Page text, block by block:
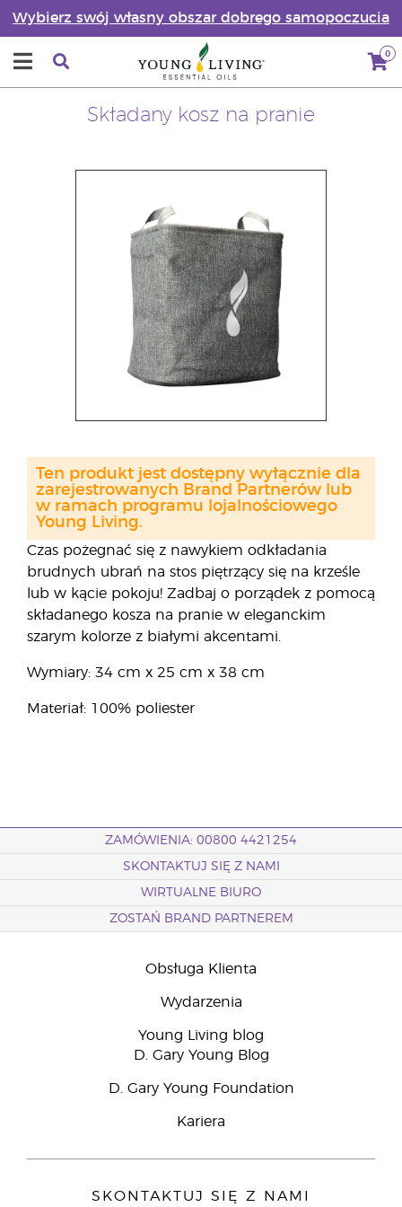
Wybierz swój własny obszar dobrego samopoczucia
0
Składany kosz na pranie
Czas pożegnać się z nawykiem odkładania
brudnych ubrań na stos piętrzący się na krześle
lub w kącie pokoju! Zadbaj o porządek z pomocą
składanego kosza na pranie w eleganckim
szarym kolorze z białymi akcentami.
Wymiary: 34 cm x 25 cm x 38 cm
Materiał: 100% poliester
Ten produkt jest dostępny wyłącznie dla
zarejestrowanych Brand Partnerów lub
w ramach programu lojalnościowego
Young Living.
ZAMÓWIENIA: 00800 4421254
SKONTAKTUJ SIĘ Z NAMI
WIRTUALNE BIURO
ZOSTAŃ BRAND PARTNEREM
Obsługa Klienta
Wydarzenia
Young Living blog
D. Gary Young Blog
D. Gary Young Foundation
Kariera
SKONTAKTUJ SIĘ Z NAMI